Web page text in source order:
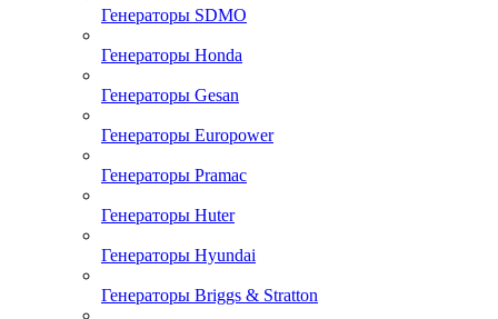
Генераторы SDMO
Генераторы Honda
Генераторы Gesan
Генераторы Europower
Генераторы Pramac
Генераторы Huter
Генераторы Hyundai
Генераторы Briggs & Stratton